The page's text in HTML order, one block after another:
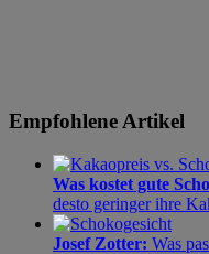
Empfohlene Artikel
Was kostet gute
desto geringer ihre
Josef Zotter: Was